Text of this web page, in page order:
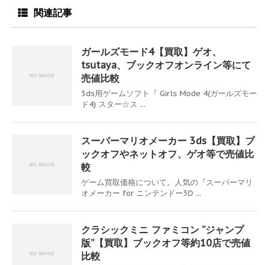
関連記事
ガールズモード4【買取】ゲオ、
tsutaya、ブックオフオンライン等にて
売値比較
3ds用ゲームソフト『 Girls Mode 4(ガールズモー
ド4) スター☆ス ...
スーパーマリオメーカー 3ds【買取】ブ
ックオフやネットオフ、ゲオ等で売値比
較
ゲーム買取価格について。人気の『スーパーマリ
オメーカー for ニンテンドー3D ...
クラシックミニ ファミコン ”ジャンプ
版”【買取】ブックオフ等約10店で売値
比較